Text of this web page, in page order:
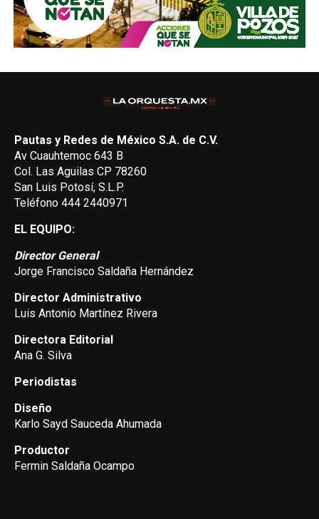
Pautas y Redes de México S.A. de C.V.
Av Cuauhtemoc 643 B
Col. Las Aguilas CP 78260
San Luis Potosí, S.L.P.
Teléfono 444 2440971
EL EQUIPO:
Director General
Jorge Francisco Saldaña Hernández
Director Administrativo
Luis Antonio Martínez Rivera
Directora Editorial
Ana G. Silva
Periodistas
Diseño
Karlo Sayd Sauceda Ahumada
Productor
Fermin Saldaña Ocampo